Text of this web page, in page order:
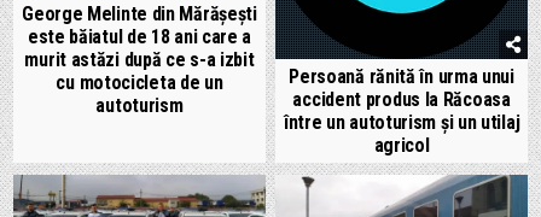
George Melinte din Mărășești
este băiatul de 18 ani care a
murit astăzi după ce s-a izbit
cu motocicleta de un
autoturism
Persoană rănită în urma unui
accident produs la Răcoasa
între un autoturism și un utilaj
agricol